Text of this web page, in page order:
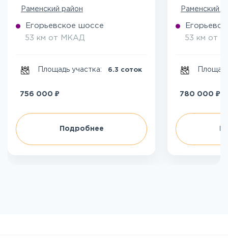
Раменский район
Егорьевское шоссе
53 км от МКАД
Площадь участка: 6.3 соток
756 000 ₽
Подробнее
Раменский
53 км от
780 000 ₽